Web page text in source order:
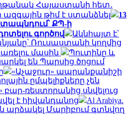
Հայաստանի հետ․
թիմ է ստանձնել
13
ՔՊ-ի
գործով
Ակնհայտ է՝
Ռուսաստանի կողմից
մասին
Պուտինը և
են Պարսից ծոցում
«Աչաջուր» ապրանքանիշի
ըմպելիքները չեն
բար-ռեստորանից սնվելուց
է հիվանդանոց
Al Arabiya.
արձակել Մարիբում գտնվող